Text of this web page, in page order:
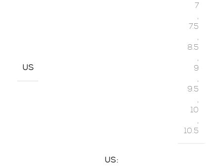
US
7
,
7.5
,
8.5
,
9
,
9.5
,
10
,
10.5
US